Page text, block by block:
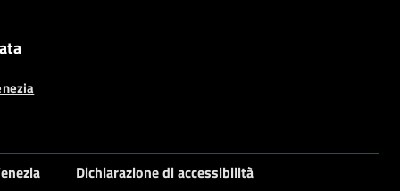
Dichiarazione di accessibilità